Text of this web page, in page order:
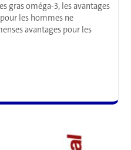
gras oméga-3, les avantages
les hommes ne
avantages pour les